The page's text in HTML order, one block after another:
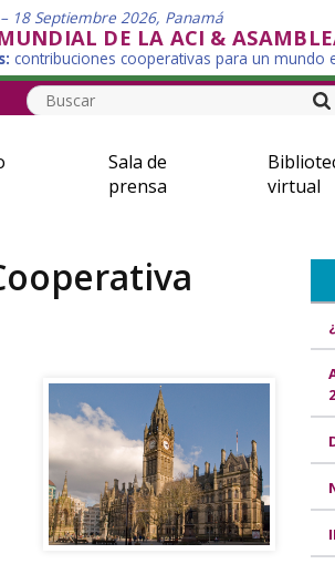
18 Septiembre 2026, Panamá
DE LA ACI &
contribuciones cooperativas para un mundo
Sala de
prensa
virtual